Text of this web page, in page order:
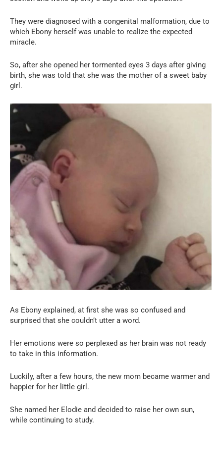
They were diagnosed with a congenital malformation, due to
which Ebony herself was unable to realize the expected
miracle.
So, after she opened her tormented eyes 3 days after giving
birth, she was told that she was the mother of a sweet baby
girl.
As Ebony explained, at first she was so confused and
surprised that she couldn’t utter a word.
Her emotions were so perplexed as her brain was not ready
to take in this information.
Luckily, after a few hours, the new mom became warmer and
happier for her little girl.
She named her Elodie and decided to raise her own sun,
while continuing to study.